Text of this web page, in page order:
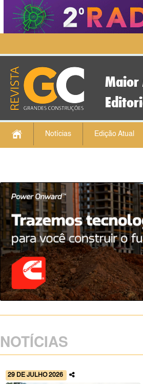
Maior
Notícias Edição Atual
NOTÍCIAS
29 DE JULHO 2026